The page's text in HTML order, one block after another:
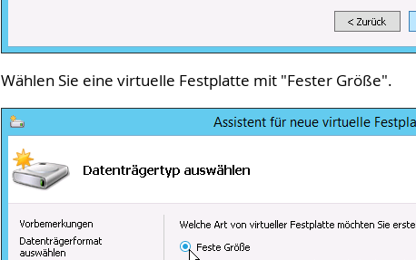
Wählen Sie eine virtuelle Festplatte mit "Fester Größe".